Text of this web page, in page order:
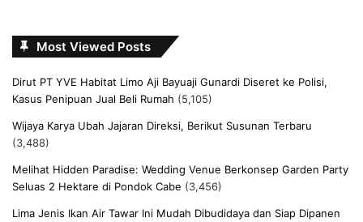
Most Viewed Posts
Dirut PT YVE Habitat Limo Aji Bayuaji Gunardi Diseret ke Polisi,
Kasus Penipuan Jual Beli Rumah (5,105)
Wijaya Karya Ubah Jajaran Direksi, Berikut Susunan Terbaru
(3,488)
Melihat Hidden Paradise: Wedding Venue Berkonsep Garden Party
Seluas 2 Hektare di Pondok Cabe (3,456)
Lima Jenis Ikan Air Tawar Ini Mudah Dibudidaya dan Siap Dipanen